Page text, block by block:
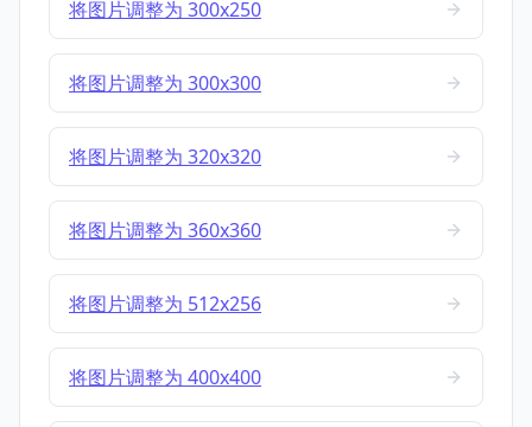
将图片调整为 300x250
将图片调整为 300x300
将图片调整为 320x320
将图片调整为 360x360
将图片调整为 512x256
将图片调整为 400x400